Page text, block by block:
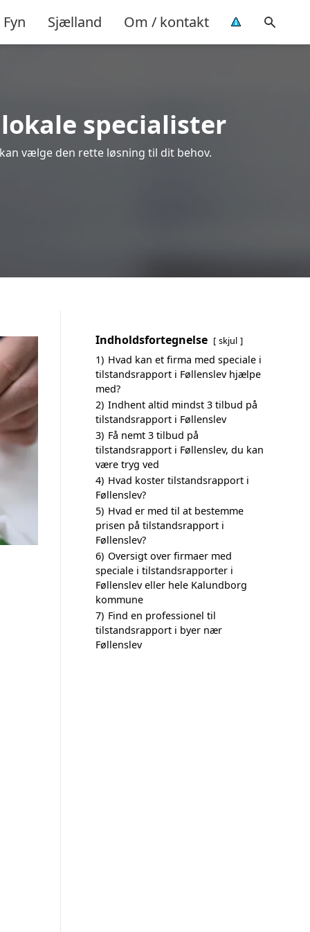
Fyn Sjælland Om / kontakt
specialister
vælge den rette løsning til dit behov.
Indholdsfortegnelse skjul
1) Hvad kan et firma med speciale i
tilstandsrapport i Føllenslev hjælpe
med?
2) Indhent altid mindst 3 tilbud på
tilstandsrapport i Føllenslev
3) Få nemt 3 tilbud på
tilstandsrapport i Føllenslev, du kan
være tryg ved
4) Hvad koster tilstandsrapport i
Føllenslev?
5) Hvad er med til at bestemme
prisen på tilstandsrapport i
Føllenslev?
6) Oversigt over firmaer med
speciale i tilstandsrapporter i
Føllenslev eller hele Kalundborg
kommune
7) Find en professionel til
tilstandsrapport i byer nær
Føllenslev